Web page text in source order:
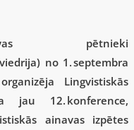
pētnieki
no 1. septembra
Lingvistiskās
jau 12. konference,
ainavas izpētes